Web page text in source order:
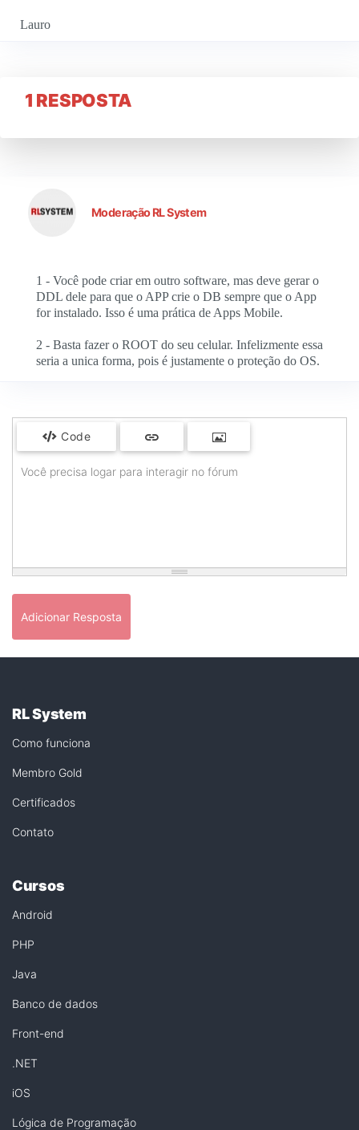
Lauro
1 RESPOSTA
Moderação RL System
1 - Você pode criar em outro software, mas deve gerar o
DDL dele para que o APP crie o DB sempre que o App
for instalado. Isso é uma prática de Apps Mobile.
2 - Basta fazer o ROOT do seu celular. Infelizmente essa
seria a unica forma, pois é justamente o proteção do OS.
Code
Você precisa logar para interagir no fórum
Adicionar Resposta
RL System
Como funciona
Membro Gold
Certificados
Contato
Cursos
Android
PHP
Java
Banco de dados
Front-end
.NET
iOS
Lógica de Programação